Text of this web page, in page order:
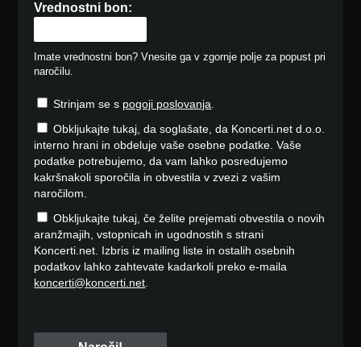
Vrednostni bon:
Imate vrednostni bon? Vnesite ga v zgornje polje za popust pri
naročilu.
Strinjam se s pogoji poslovanja.
Obkljukajte tukaj, da soglašate, da Koncerti.net d.o.o.
interno hrani in obdeluje vaše osebne podatke. Vaše
podatke potrebujemo, da vam lahko posredujemo
kakršnakoli sporočila in obvestila v zvezi z vašim
naročilom.
Obkljukajte tukaj, če želite prejemati obvestila o novih
aranžmajih, vstopnicah in ugodnostih s strani
Koncerti.net. Izbris iz mailing liste in ostalih osebnih
podatkov lahko zahtevate kadarkoli preko e-maila
koncerti@koncerti.net.